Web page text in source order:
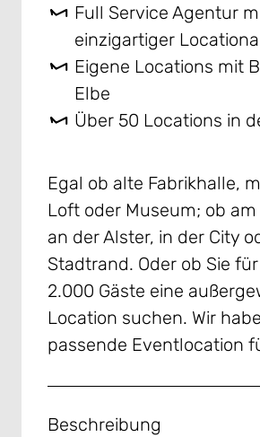
Full Service Agentur
einzigartiger
Eigene Locations mit
Elbe
Über 50 Locations in
Egal ob alte Fabrikhalle,
Loft oder Museum; ob
an der Alster, in der City
Stadtrand. Oder ob Sie
2.000 Gäste eine
Location suchen. Wir
passende Eventlocation
Beschreibung